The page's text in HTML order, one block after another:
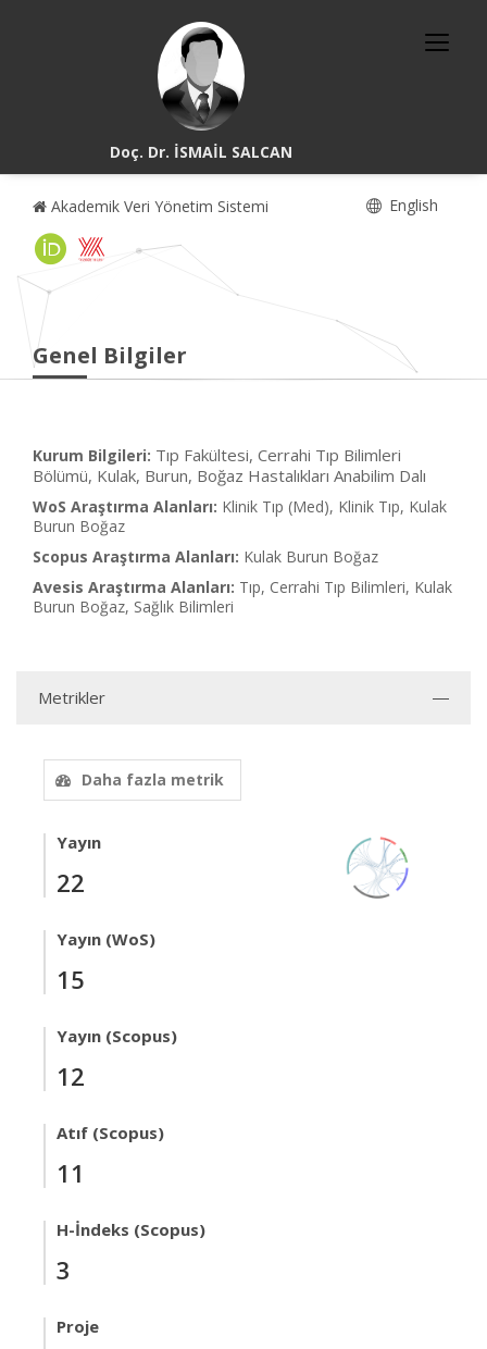
Doç. Dr. İSMAİL SALCAN
Akademik Veri Yönetim Sistemi English
Genel Bilgiler
Kurum Bilgileri: Tıp Fakültesi, Cerrahi Tıp Bilimleri
Bölümü, Kulak, Burun, Boğaz Hastalıkları Anabilim Dalı
WoS Araştırma Alanları: Klinik Tıp (Med), Klinik Tıp, Kulak
Burun Boğaz
Scopus Araştırma Alanları: Kulak Burun Boğaz
Avesis Araştırma Alanları: Tıp, Cerrahi Tıp Bilimleri, Kulak
Burun Boğaz, Sağlık Bilimleri
Metrikler
Daha fazla metrik
Yayın
22
Yayın (WoS)
15
Yayın (Scopus)
12
Atıf (Scopus)
11
H-İndeks (Scopus)
3
Proje